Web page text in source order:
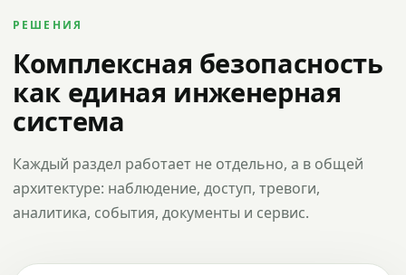
РЕШЕНИЯ
Комплексная безопасность
как единая инженерная
система
Каждый раздел работает не отдельно, а в общей
архитектуре: наблюдение, доступ, тревоги,
аналитика, события, документы и сервис.